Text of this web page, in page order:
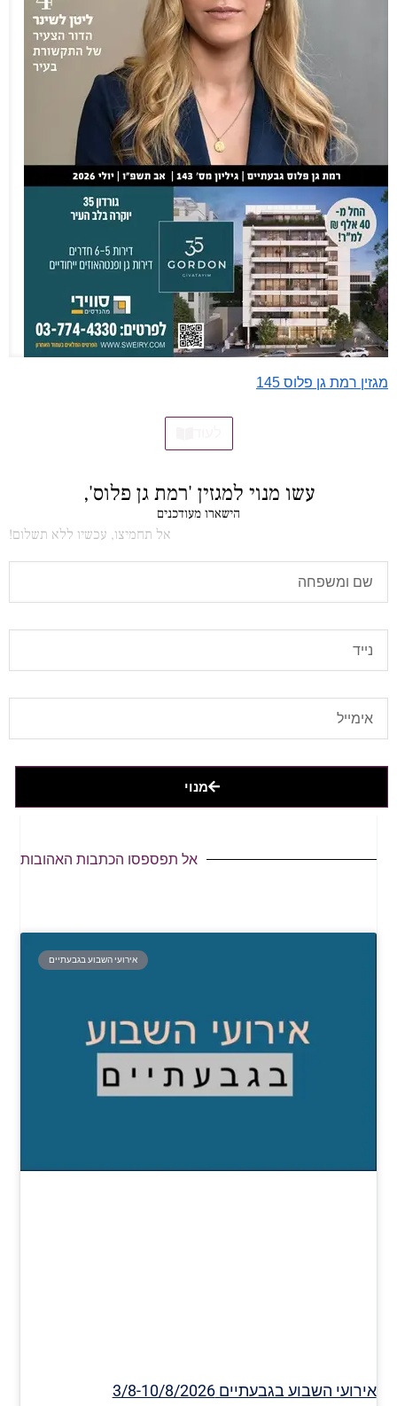
מגזין רמת גן פלוס 145
עשו מנוי למגזין 'רמת גן פלוס',
הישארו מעודכנים
אל תחמיצו, עכשיו ללא תשלום!
מנוי
אל תפספסו הכתבות האהובות
אירועי השבוע בגבעתיים
אירועי השבוע בגבעתיים 3/8-10/8/2026